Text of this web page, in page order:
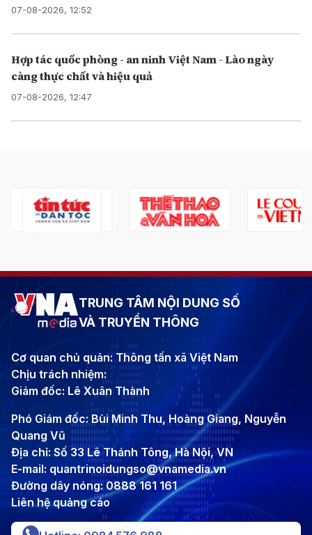
07-08-2026, 12:52
Hợp tác quốc phòng - an ninh Việt Nam - Lào ngày
càng thực chất và hiệu quả
07-08-2026, 12:47
TRUNG TÂM NỘI DUNG SỐ
VÀ TRUYỀN THÔNG
Cơ quan chủ quản: Thông tấn xã Việt Nam
Chịu trách nhiệm:
Giám đốc: Lê Xuân Thành
Phó Giám đốc: Bùi Minh Thu, Hoàng Giang, Nguyễn
Quang Vũ
Địa chỉ: Số 33 Lê Thánh Tông, Hà Nội, VN
E-mail: quantrinoidungso@vnamedia.vn
Đường dây nóng: 0888 161 161
Liên hệ quảng cáo